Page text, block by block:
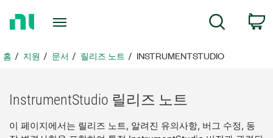
지
홈 지원 문서 릴리즈 노트 INSTRUMENTSTUDIO
InstrumentStudio 릴리즈 노트
이 페이지에서는 릴리즈 노트, 알려진 유의사항, 버그 수정, 동